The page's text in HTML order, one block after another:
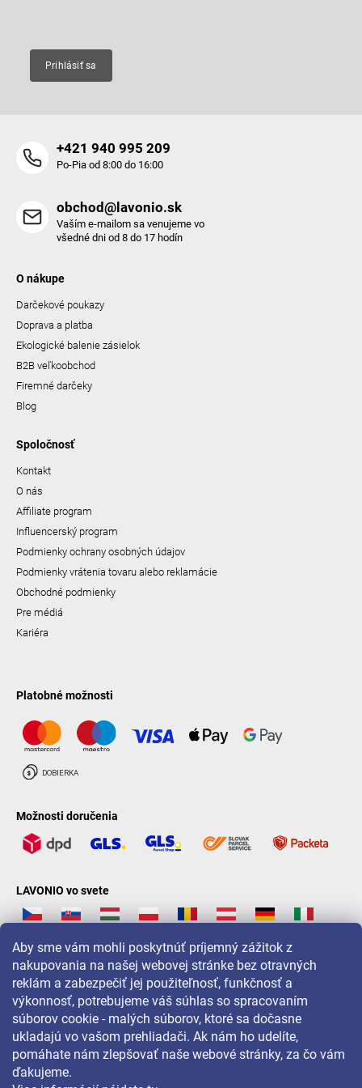
Aby sme vám mohli poskytnúť príjemný zážitok z
nakupovania na našej webovej stránke bez otravných
reklám a zabezpečiť jej použiteľnosť, funkčnosť a
výkonnosť, potrebujeme váš súhlas so spracovaním
súborov cookie - malých súborov, ktoré sa dočasne
ukladajú vo vašom prehliadači. Ak nám ho udelíte,
pomáhate nám zlepšovať naše webové stránky, za čo vám
ďakujeme.
Prihlásiť sa
+421 940 995 209
Po-Pia od 8:00 do 16:00
obchod@lavonio.sk
Vaším e-mailom sa venujeme vo
všedné dni od 8 do 17 hodín
O nákupe
Darčekové poukazy
Doprava a platba
Ekologické balenie zásielok
B2B veľkoobchod
Firemné darčeky
Blog
Spoločnosť
Kontakt
O nás
Affiliate program
Influencerský program
Podmienky ochrany osobných údajov
Podmienky vrátenia tovaru alebo reklamácie
Obchodné podmienky
Pre médiá
Kariéra
Platobné možnosti
Možnosti doručenia
LAVONIO vo svete
Pre akcie, súťaže a zľavy nás sledujte na: